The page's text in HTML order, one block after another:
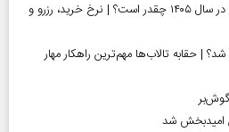
قیمت قبر در بهشت زهرا (س) در سال ۱۴۰۵ چقدر است؟ | نرخ خرید، رزرو و
| حقابه تالاب‌ها مهم‌ترین راهکار مهار
گوش‌بر
امیدبخش شد